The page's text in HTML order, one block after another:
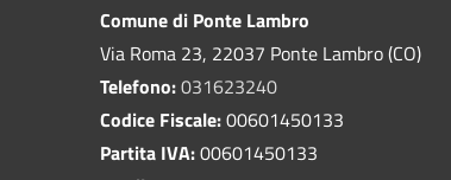
Comune di Ponte Lambro
Via Roma 23, 22037 Ponte Lambro (CO)
Telefono:031623240
Codice Fiscale:00601450133
Partita IVA:00601450133